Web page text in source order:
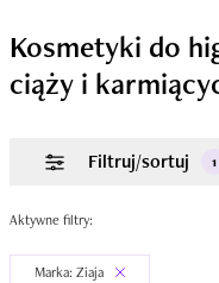
Kosmetyki do
ciąży i
Filtruj/sortuj 1
Aktywne filtry:
Marka: Ziaja